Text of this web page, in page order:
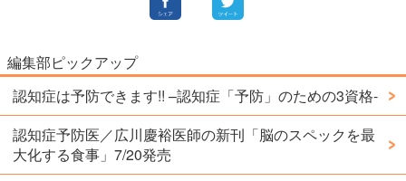
編集部ピックアップ
認知症は予防できます!! –認知症「予防」のための3資格-
認知症予防医／広川慶裕医師の新刊「脳のスペックを最
大化する食事」7/20発売